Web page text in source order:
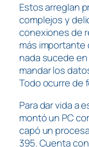
Estos arreglan
complejos y
conexiones de
más
nada sucede
mandar los
Todo ocurre de
Para dar vida a
montó un PC
capó un
395. Cuenta